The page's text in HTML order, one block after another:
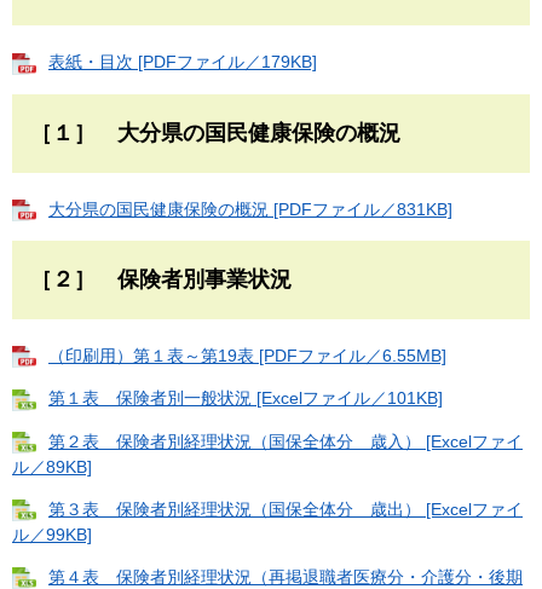
表紙・目次 [PDFファイル／179KB]
［１］ 大分県の国民健康保険の概況
大分県の国民健康保険の概況 [PDFファイル／831KB]
［２］ 保険者別事業状況
（印刷用）第１表～第19表 [PDFファイル／6.55MB]
第１表 保険者別一般状況 [Excelファイル／101KB]
第２表 保険者別経理状況（国保全体分 歳入） [Excelファイ
ル／89KB]
第３表 保険者別経理状況（国保全体分 歳出） [Excelファイ
ル／99KB]
第４表 保険者別経理状況（再掲退職者医療分・介護分・後期